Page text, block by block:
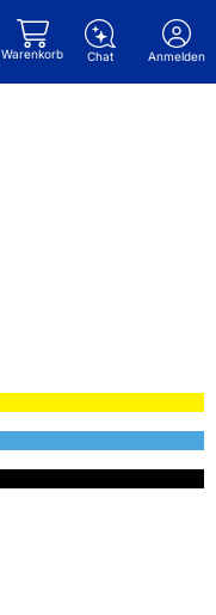
Warenkorb Chat Anmelden